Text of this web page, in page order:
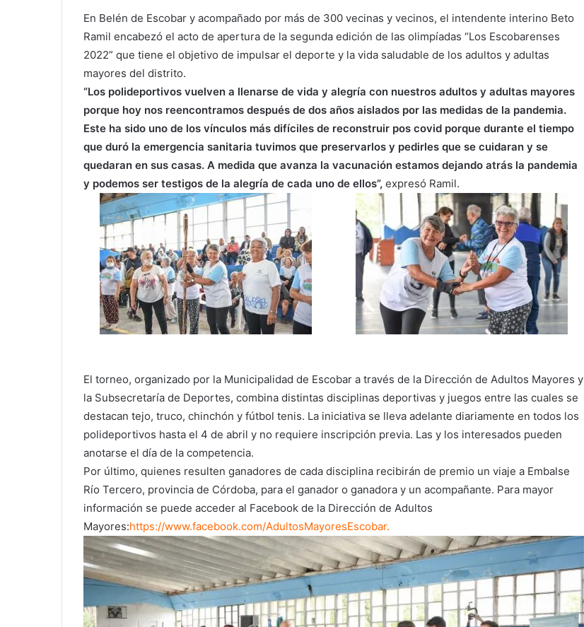
En Belén de Escobar y acompañado por más de 300 vecinas y vecinos, el intendente interino Beto
Ramil encabezó el acto de apertura de la segunda edición de las olimpíadas “Los Escobarenses
2022” que tiene el objetivo de impulsar el deporte y la vida saludable de los adultos y adultas
mayores del distrito.
“Los polideportivos vuelven a llenarse de vida y alegría con nuestros adultos y adultas mayores
porque hoy nos reencontramos después de dos años aislados por las medidas de la pandemia.
Este ha sido uno de los vínculos más difíciles de reconstruir pos covid porque durante el tiempo
que duró la emergencia sanitaria tuvimos que preservarlos y pedirles que se cuidaran y se
quedaran en sus casas. A medida que avanza la vacunación estamos dejando atrás la pandemia
y podemos ser testigos de la alegría de cada uno de ellos”, expresó Ramil.
El torneo, organizado por la Municipalidad de Escobar a través de la Dirección de Adultos Mayores y
la Subsecretaría de Deportes, combina distintas disciplinas deportivas y juegos entre las cuales se
destacan tejo, truco, chinchón y fútbol tenis. La iniciativa se lleva adelante diariamente en todos los
polideportivos hasta el 4 de abril y no requiere inscripción previa. Las y los interesados pueden
anotarse el día de la competencia.
Por último, quienes resulten ganadores de cada disciplina recibirán de premio un viaje a Embalse
Río Tercero, provincia de Córdoba, para el ganador o ganadora y un acompañante. Para mayor
información se puede acceder al Facebook de la Dirección de Adultos
Mayores:https://www.facebook.com/AdultosMayoresEscobar.